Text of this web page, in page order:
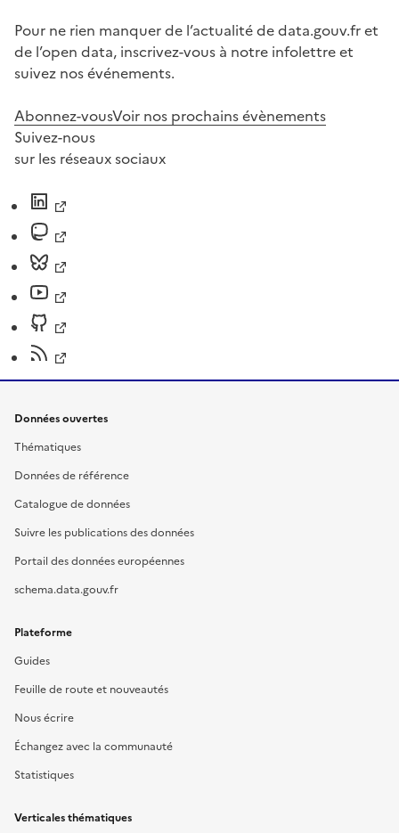
Pour ne rien manquer de l’actualité de data.gouv.fr et
de l’open data, inscrivez-vous à notre infolettre et
suivez nos événements.
Abonnez-vousVoir nos prochains évènements
Suivez-nous
sur les réseaux sociaux
Données ouvertes
Thématiques
Données de référence
Catalogue de données
Suivre les publications des données
Portail des données européennes
schema.data.gouv.fr
Plateforme
Guides
Feuille de route et nouveautés
Nous écrire
Échangez avec la communauté
Statistiques
Verticales thématiques